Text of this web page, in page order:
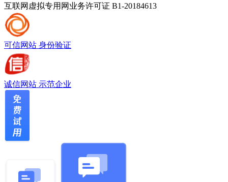
互联网虚拟专用网业务许可证 B1-20184613
可信网站 身份验证
诚信网站 示范企业